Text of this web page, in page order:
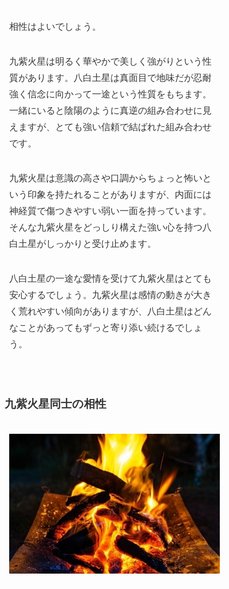
相性はよいでしょう。
九紫火星は明るく華やかで美しく強がりという性
質があります。八白土星は真面目で地味だが忍耐
強く信念に向かって一途という性質をもちます。
一緒にいると陰陽のように真逆の組み合わせに見
えますが、とても強い信頼で結ばれた組み合わせ
です。
九紫火星は意識の高さや口調からちょっと怖いと
いう印象を持たれることがありますが、内面には
神経質で傷つきやすい弱い一面を持っています。
そんな九紫火星をどっしり構えた強い心を持つ八
白土星がしっかりと受け止めます。
八白土星の一途な愛情を受けて九紫火星はとても
安心するでしょう。九紫火星は感情の動きが大き
く荒れやすい傾向がありますが、八白土星はどん
なことがあってもずっと寄り添い続けるでしょ
う。
九紫火星同士の相性